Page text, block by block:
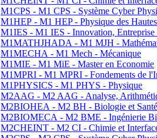
M1CPS - M1 CPS - Système Cyber
M1HEP - M1 HEP - Physique des
M1IES - M1 IES - Innovation, Entreprise
M1MATHJHADA - M1 MJH -
M1MECHA - M1 Mech - Mécanique
M1MIE - M1 MiE - Master en Economie
M1MPRI - M1 MPRI - Fondements de
M1PHYSICS - M1 PHYS - Physique
M2AAG - M2 AAG - Analyse,
M2BIOHEA - M2 BH - Biologie et Santé
M2BIOMECA - M2 BME - Ingénierie
M2CHEINT - M2 CI - Chimie et